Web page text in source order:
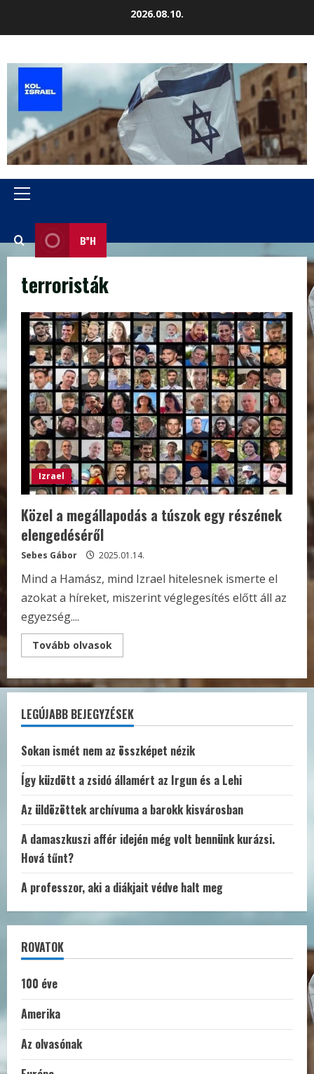
2026.08.10.
Primary
B”H
terroristák
Izrael
Közel a megállapodás a túszok egy részének
elengedéséről
Sebes Gábor 2025.01.14.
Mind a Hamász, mind Izrael hitelesnek ismerte el
azokat a híreket, miszerint véglegesítés előtt áll az
egyezség....
Tovább olvasok
more
megállapodás
a
túszok
egy
elengedéséről
LEGÚJABB BEJEGYZÉSEK
Sokan ismét nem az összképet nézik
Így küzdött a zsidó államért az Irgun és a Lehi
Az üldözöttek archívuma a barokk kisvárosban
A damaszkuszi affér idején még volt bennünk kurázsi.
Hová tűnt?
A professzor, aki a diákjait védve halt meg
ROVATOK
100 éve
Amerika
Az olvasónak